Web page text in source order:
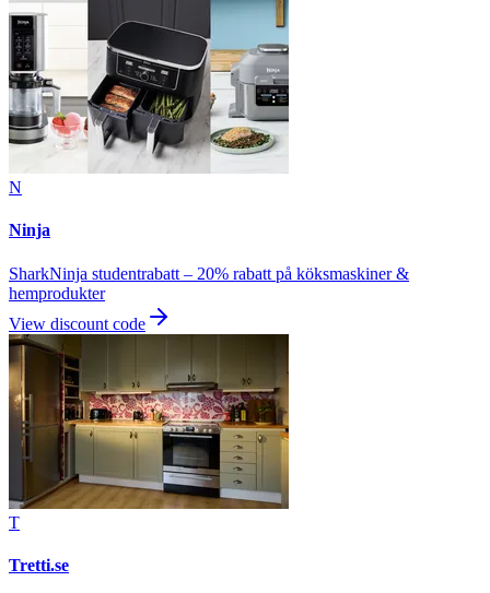
N
Ninja
SharkNinja studentrabatt – 20% rabatt på köksmaskiner &
hemprodukter
View discount code
T
Tretti.se